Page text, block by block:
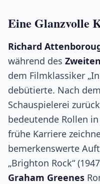
Eine Glanzvolle
Richard
während des
dem Filmklassiker
debütierte. Nach
Schauspielerei
bedeutende Rollen
frühe Karriere
bemerkenswerte
„Brighton Rock“
Graham Greenes